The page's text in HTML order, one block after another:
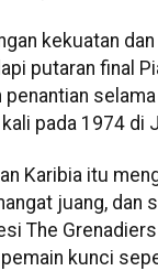
kekuatan
putaran final
pada 1974 di
Karibia itu
juang, dan
The
kunci